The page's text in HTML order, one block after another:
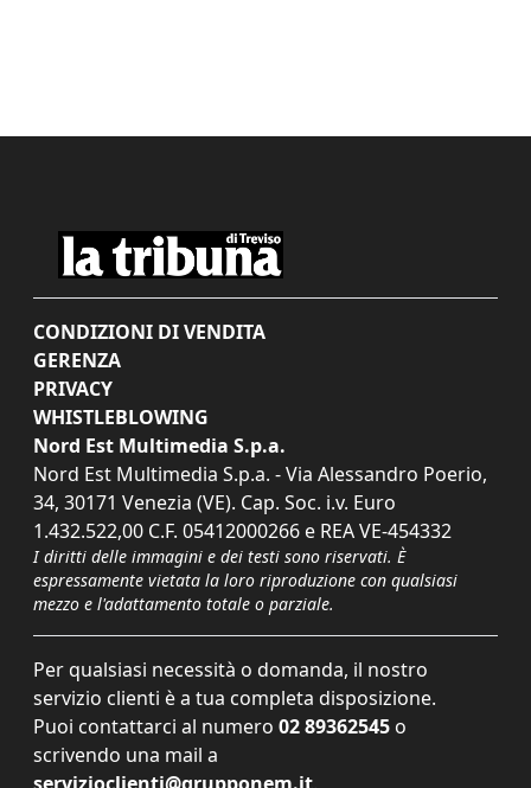
CONDIZIONI DI VENDITA
GERENZA
PRIVACY
WHISTLEBLOWING
Nord Est Multimedia S.p.a.
Nord Est Multimedia S.p.a. - Via Alessandro Poerio,
34, 30171 Venezia (VE). Cap. Soc. i.v. Euro
1.432.522,00 C.F. 05412000266 e REA VE-454332
I diritti delle immagini e dei testi sono riservati. È
espressamente vietata la loro riproduzione con qualsiasi
mezzo e l'adattamento totale o parziale.
Per qualsiasi necessità o domanda, il nostro
servizio clienti è a tua completa disposizione.
Puoi contattarci al numero 02 89362545 o
scrivendo una mail a
servizioclienti@grupponem.it